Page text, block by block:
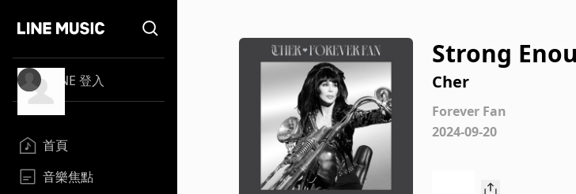
LINE 登入
首頁
音樂焦點
Strong
Cher
Forever Fan
2024-09-20